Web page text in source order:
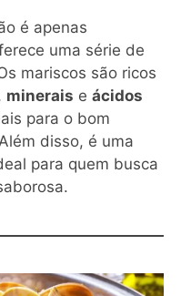
é apenas
uma série de
mariscos são ricos
minerais e ácidos
para o bom
disso, é uma
para quem busca